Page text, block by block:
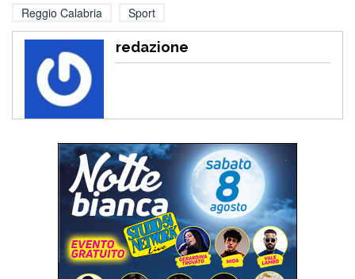
Reggio Calabria
Sport
redazione